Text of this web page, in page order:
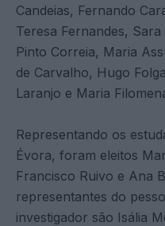
Candeias, Fernando
Teresa Fernandes,
Pinto Correia, Maria
de Carvalho, Hugo
Laranjo e Maria
Representando os
Évora, foram eleitos
Francisco Ruivo e Ana
representantes do
investigador são Isália